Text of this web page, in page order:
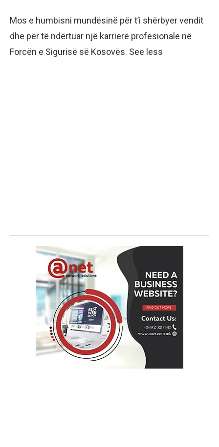
Mos e humbisni mundësinë për t’i shërbyer vendit
dhe për të ndërtuar një karrierë profesionale në
Forcën e Sigurisë së Kosovës. See less